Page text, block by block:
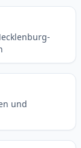
und